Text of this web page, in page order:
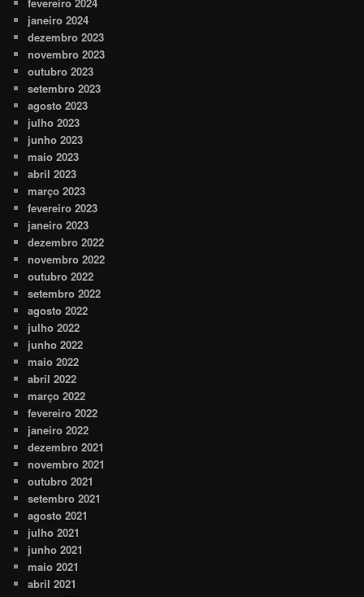
janeiro 2024
dezembro 2023
novembro 2023
outubro 2023
setembro 2023
agosto 2023
julho 2023
junho 2023
maio 2023
abril 2023
março 2023
fevereiro 2023
janeiro 2023
dezembro 2022
novembro 2022
outubro 2022
setembro 2022
agosto 2022
julho 2022
junho 2022
maio 2022
abril 2022
março 2022
fevereiro 2022
janeiro 2022
dezembro 2021
novembro 2021
outubro 2021
setembro 2021
agosto 2021
julho 2021
junho 2021
maio 2021
abril 2021